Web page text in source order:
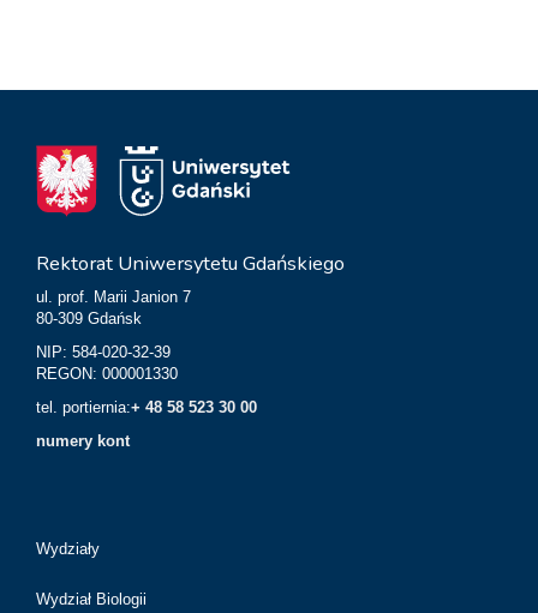
Rektorat Uniwersytetu Gdańskiego
ul. prof. Marii Janion 7
80-309 Gdańsk
NIP: 584-020-32-39
REGON: 000001330
tel. portiernia:+ 48 58 523 30 00
numery kont
Wydziały
Wydział Biologii